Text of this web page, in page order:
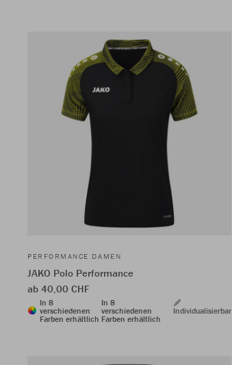
PERFORMANCE DAMEN
JAKO Polo Performance
ab 40,00 CHF
In 8
verschiedenen
Farben erhältlich
In 8
verschiedenen
Farben erhältlich
Individualisierbar